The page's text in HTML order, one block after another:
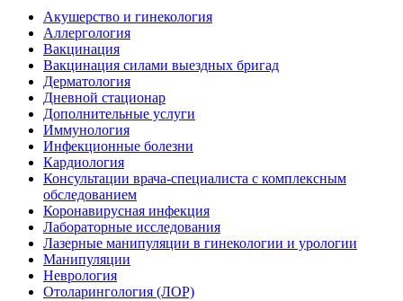
Акушерство и гинекология
Аллергология
Вакцинация
Вакцинация силами выездных бригад
Дерматология
Дневной стационар
Дополнительные услуги
Иммунология
Инфекционные болезни
Кардиология
Консультации врача-специалиста с комплексным
обследованием
Коронавирусная инфекция
Лабораторные исследования
Лазерные манипуляции в гинекологии и урологии
Манипуляции
Неврология
Отоларингология (ЛОР)